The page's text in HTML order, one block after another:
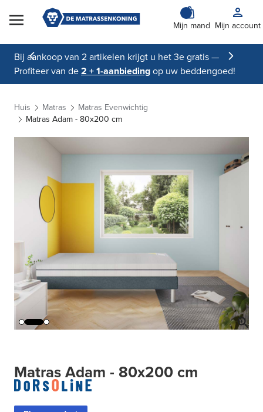
Skip to Content
Mijn mand Mijn account
Bij aankoop van 2 artikelen krijgt u het 3e gratis —
Profiteer van de2 + 1-aanbiedingop uw beddengoed!
Huis Matras
Matras Evenwichtig
Matras Adam - 80x200 cm
Matras Adam - 80x200 cm